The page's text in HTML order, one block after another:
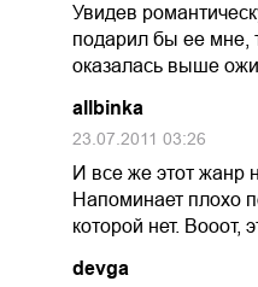
Увидев
подарил бы ее мне,
оказалась выше
allbinka
23.07.2011 03:26
И все же этот жанр
Напоминает плохо
которой нет. Вооот,
devga